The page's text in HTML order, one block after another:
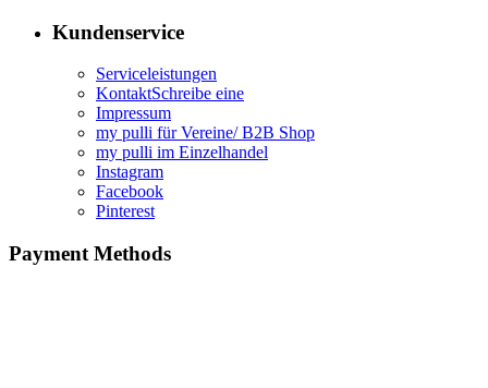
Kundenservice
Serviceleistungen
KontaktSchreibe eine
Impressum
my pulli für Vereine/ B2B Shop
my pulli im Einzelhandel
Instagram
Facebook
Pinterest
Payment Methods